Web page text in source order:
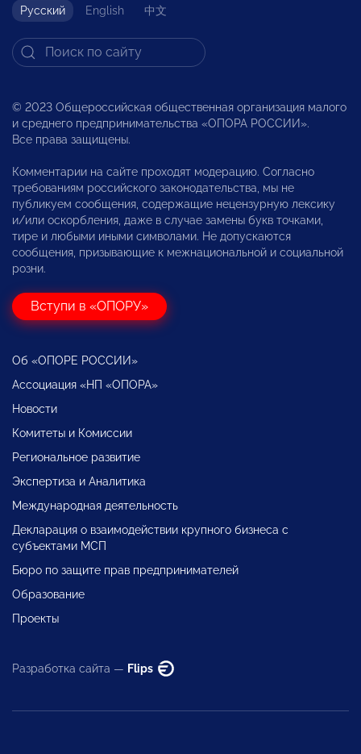
Русский English 中文
© 2023 Общероссийская общественная организация малого
и среднего предпринимательства «ОПОРА РОССИИ».
Все права защищены.
Комментарии на сайте проходят модерацию. Согласно
требованиям российского законодательства, мы не
публикуем сообщения, содержащие нецензурную лексику
и/или оскорбления, даже в случае замены букв точками,
тире и любыми иными символами. Не допускаются
сообщения, призывающие к межнациональной и социальной
розни.
Вступи в «ОПОРУ»
Об «ОПОРЕ РОССИИ»
Ассоциация «НП «ОПОРА»
Новости
Комитеты и Комиссии
Региональное развитие
Экспертиза и Аналитика
Международная деятельность
Декларация о взаимодействии крупного бизнеса с
субъектами МСП
Бюро по защите прав предпринимателей
Образование
Проекты
Разработка сайта — Flips